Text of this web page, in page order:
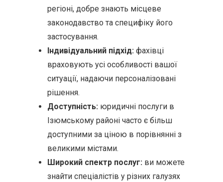
регіоні, добре знають місцеве
законодавство та специфіку його
застосування.
Індивідуальний підхід: фахівці
враховують усі особливості вашої
ситуації, надаючи персоналізовані
рішення.
Доступність: юридичні послуги в
Ізюмському районі часто є більш
доступними за ціною в порівнянні з
великими містами.
Широкий спектр послуг: ви можете
знайти спеціалістів у різних галузях